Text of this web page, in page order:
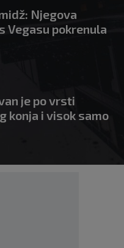
Njegova
Vegasu pokrenula
je po vrsti
konja i visok samo